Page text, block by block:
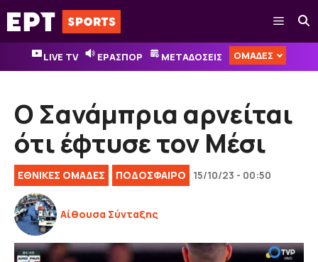
Μετάβαση
σε
περιεχόμενο
Μενού
LIVE TV ΕΡΑΣΠΟΡ ΜΕΤΑΔΟΣΕΙΣ ΟΜΑΔΕΣ
Ο Σανάμπρια αρνείται
ότι έφτυσε τον Μέσι
ΕΘΝΙΚΈΣ ΟΜΆΔΕΣ ΠΟΔΟΣΦΑΙΡΟ 15/10/23 - 00:50
Αίθουσα Σύνταξης